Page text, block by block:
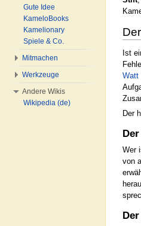
Ist
Watt
Der
Wer
von
Gute Idee
KameloBooks
Kamelionary
Spiele & Co.
Mitmachen
Werkzeuge
Andere Wikis
Wikipedia (de)